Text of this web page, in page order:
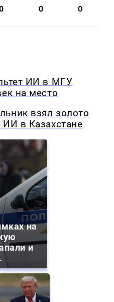
0 0
ИИ в МГУ
на место
взял золото
в Казахстане
на
и